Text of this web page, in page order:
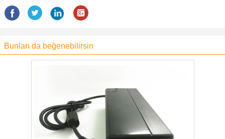
Bunları da beğenebilirsin